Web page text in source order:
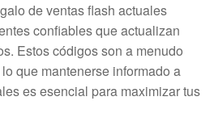
de ventas flash actuales
confiables que actualizan
Estos códigos son a menudo
que mantenerse informado a
es esencial para maximizar tus